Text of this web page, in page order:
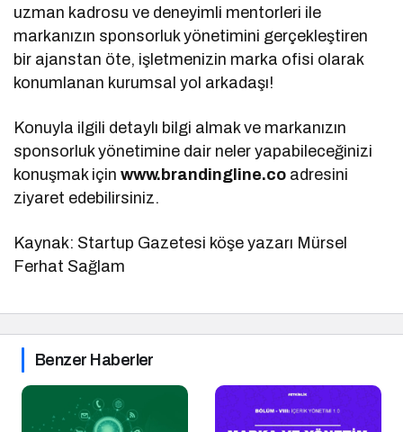
uzman kadrosu ve deneyimli mentorleri ile
markanızın sponsorluk yönetimini gerçekleştiren
bir ajanstan öte, işletmenizin marka ofisi olarak
konumlanan kurumsal yol arkadaşı!
Konuyla ilgili detaylı bilgi almak ve markanızın
sponsorluk yönetimine dair neler yapabileceğinizi
konuşmak içinwww.brandingline.co adresini
ziyaret edebilirsiniz.
Kaynak: Startup Gazetesi köşe yazarı Mürsel
Ferhat Sağlam
Benzer Haberler